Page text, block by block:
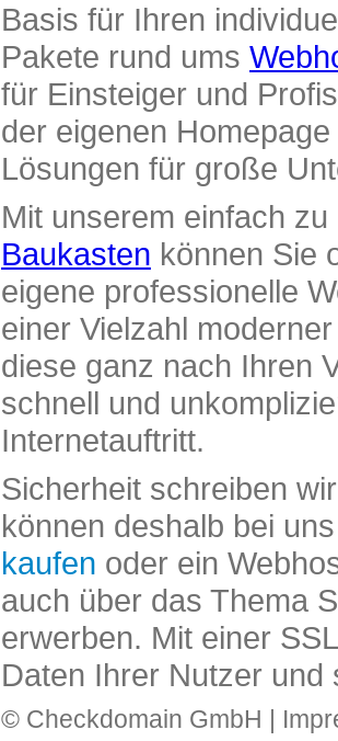
Basis für Ihren
Pakete rund ums
für Einsteiger und
der eigenen
Lösungen für große
Mit unserem einfach
Baukasten können Sie
eigene professionelle
einer Vielzahl
diese ganz nach Ihren
schnell und
Internetauftritt.
Sicherheit schreiben
können deshalb bei
kaufen oder ein
auch über das Thema
erwerben. Mit einer
Daten Ihrer Nutzer und
© Checkdomain GmbH |